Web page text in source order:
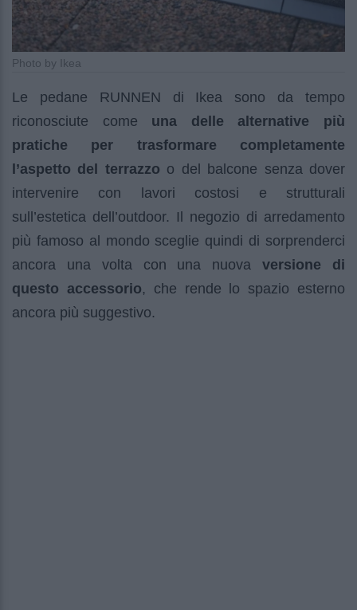
Photo by Ikea
Le pedane RUNNEN di Ikea sono da tempo
riconosciute come una delle alternative più
pratiche per trasformare completamente
l’aspetto del terrazzo o del balcone senza dover
intervenire con lavori costosi e strutturali
sull’estetica dell’outdoor. Il negozio di arredamento
più famoso al mondo sceglie quindi di sorprenderci
ancora una volta con una nuovaversione di
questo accessorio, che rende lo spazio esterno
ancora più suggestivo.